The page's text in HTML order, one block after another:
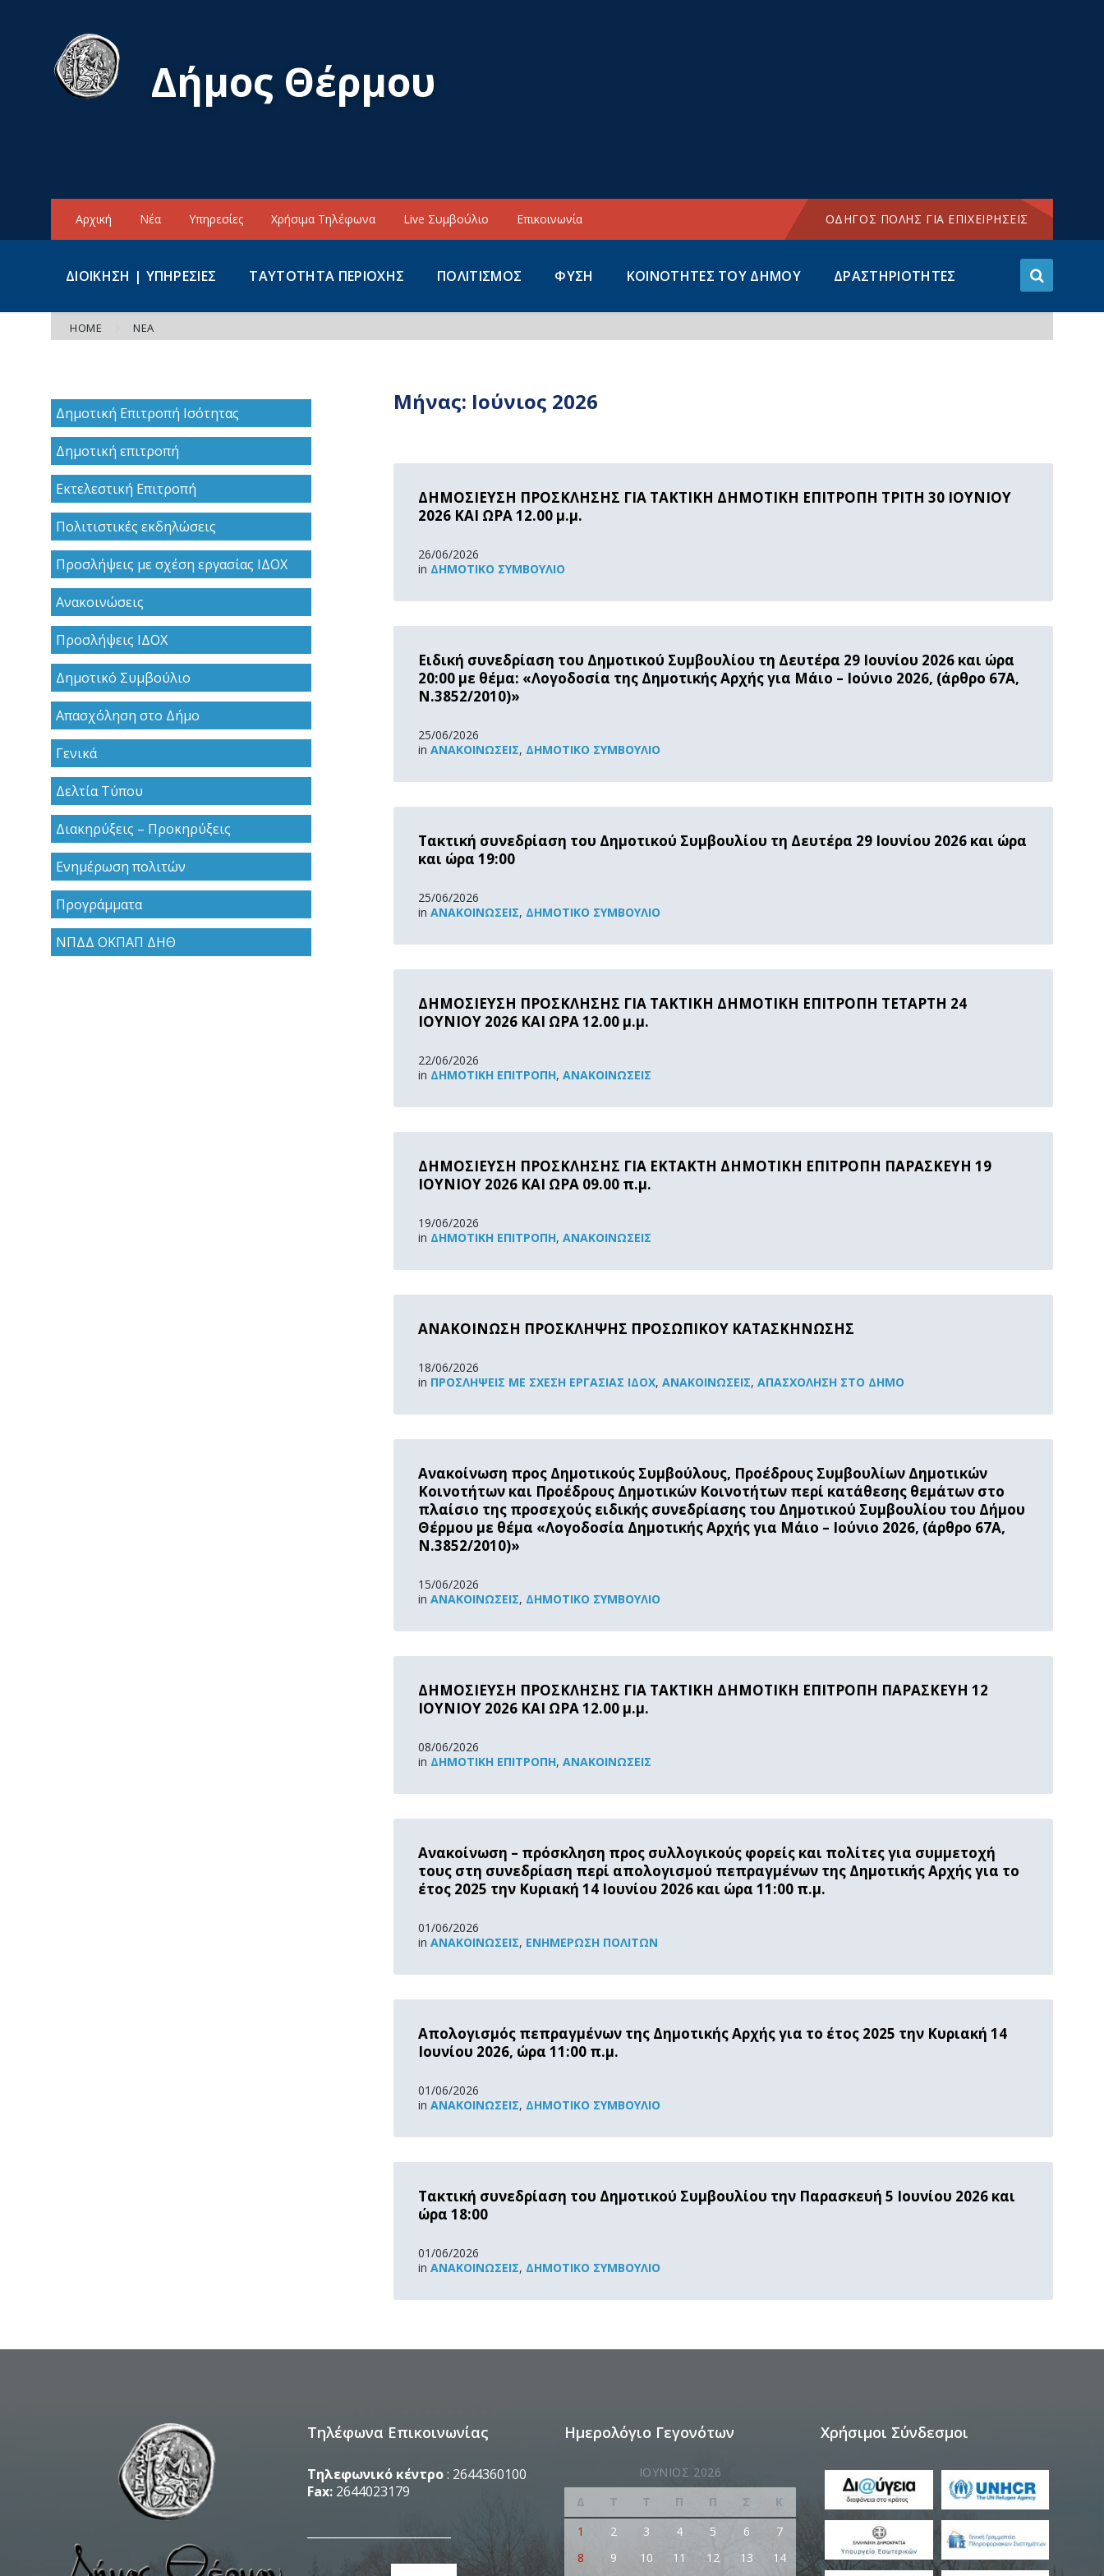
navigation
Δήμος Θέρμου
Αρχική Νέα Υπηρεσίες Χρήσιμα Τηλέφωνα Live Συμβούλιο Επικοινωνία
Choose
language:
ΟΔΗΓΟΣ ΠΟΛΗΣ ΓΙΑ ΕΠΙΧΕΙΡΗΣΕΙΣ
ΔΙΟΙΚΗΣΗ | ΥΠΗΡΕΣΙΕΣ ΤΑΥΤΟΤΗΤΑ ΠΕΡΙΟΧΗΣ ΠΟΛΙΤΙΣΜΟΣ ΦΥΣΗ ΚΟΙΝΟΤΗΤΕΣ ΤΟΥ ΔΗΜΟΥ ΔΡΑΣΤΗΡΙΟΤΗΤΕΣ
HOME ΝΈΑ
Μήνας: Ιούνιος 2026
ΔΗΜΟΣΙΕΥΣΗ ΠΡΟΣΚΛΗΣΗΣ ΓΙΑ ΤΑΚΤΙΚΗ ΔΗΜΟΤΙΚΗ ΕΠΙΤΡΟΠΗ ΤΡΙΤΗ 30 ΙΟΥΝΙΟΥ
2026 ΚΑΙ ΩΡΑ 12.00 μ.μ.
26/06/2026
in ΔΗΜΟΤΙΚΌ ΣΥΜΒΟΎΛΙΟ
Read
Ειδική συνεδρίαση του Δημοτικού Συμβουλίου τη Δευτέρα 29 Ιουνίου 2026 και ώρα
20:00 με θέμα: «Λογοδοσία της Δημοτικής Αρχής για Μάιο – Ιούνιο 2026, (άρθρο 67Α,
Ν.3852/2010)»
25/06/2026
in ΑΝΑΚOΙΝΏΣΕΙΣ, ΔΗΜΟΤΙΚΌ ΣΥΜΒΟΎΛΙΟ
Read
Τακτική συνεδρίαση του Δημοτικού Συμβουλίου τη Δευτέρα 29 Ιουνίου 2026 και ώρα
και ώρα 19:00
25/06/2026
in ΑΝΑΚOΙΝΏΣΕΙΣ, ΔΗΜΟΤΙΚΌ ΣΥΜΒΟΎΛΙΟ
Read
ΔΗΜΟΣΙΕΥΣΗ ΠΡΟΣΚΛΗΣΗΣ ΓΙΑ ΤΑΚΤΙΚΗ ΔΗΜΟΤΙΚΗ ΕΠΙΤΡΟΠΗ ΤΕΤΑΡΤΗ 24
ΙΟΥΝΙΟΥ 2026 ΚΑΙ ΩΡΑ 12.00 μ.μ.
22/06/2026
in ΔΗΜΟΤΙΚΉ ΕΠΙΤΡΟΠΉ, ΑΝΑΚOΙΝΏΣΕΙΣ
Read
ΔΗΜΟΣΙΕΥΣΗ ΠΡΟΣΚΛΗΣΗΣ ΓΙΑ ΕΚΤΑΚΤΗ ΔΗΜΟΤΙΚΗ ΕΠΙΤΡΟΠΗ ΠΑΡΑΣΚΕΥΗ 19
ΙΟΥΝΙΟΥ 2026 ΚΑΙ ΩΡΑ 09.00 π.μ.
19/06/2026
in ΔΗΜΟΤΙΚΉ ΕΠΙΤΡΟΠΉ, ΑΝΑΚOΙΝΏΣΕΙΣ
Read
ΑΝΑΚΟΙΝΩΣΗ ΠΡΟΣΚΛΗΨΗΣ ΠΡΟΣΩΠΙΚΟΥ ΚΑΤΑΣΚΗΝΩΣΗΣ
18/06/2026
in ΠΡΟΣΛΉΨΕΙΣ ΜΕ ΣΧΈΣΗ ΕΡΓΑΣΊΑΣ ΙΔΟΧ, ΑΝΑΚOΙΝΏΣΕΙΣ, ΑΠΑΣΧΌΛΗΣΗ ΣΤΟ ΔΉΜΟ
Read
Ανακοίνωση προς Δημοτικούς Συμβούλους, Προέδρους Συμβουλίων Δημοτικών
Κοινοτήτων και Προέδρους Δημοτικών Κοινοτήτων περί κατάθεσης θεμάτων στο
πλαίσιο της προσεχούς ειδικής συνεδρίασης του Δημοτικού Συμβουλίου του Δήμου
Θέρμου με θέμα «Λογοδοσία Δημοτικής Αρχής για Μάιο – Ιούνιο 2026, (άρθρο 67Α,
Ν.3852/2010)»
15/06/2026
in ΑΝΑΚOΙΝΏΣΕΙΣ, ΔΗΜΟΤΙΚΌ ΣΥΜΒΟΎΛΙΟ
Read
ΔΗΜΟΣΙΕΥΣΗ ΠΡΟΣΚΛΗΣΗΣ ΓΙΑ ΤΑΚΤΙΚΗ ΔΗΜΟΤΙΚΗ ΕΠΙΤΡΟΠΗ ΠΑΡΑΣΚΕΥΗ 12
ΙΟΥΝΙΟΥ 2026 ΚΑΙ ΩΡΑ 12.00 μ.μ.
08/06/2026
in ΔΗΜΟΤΙΚΉ ΕΠΙΤΡΟΠΉ, ΑΝΑΚOΙΝΏΣΕΙΣ
Read
Ανακοίνωση – πρόσκληση προς συλλογικούς φορείς και πολίτες για συμμετοχή
τους στη συνεδρίαση περί απολογισμού πεπραγμένων της Δημοτικής Αρχής για το
έτος 2025 την Κυριακή 14 Ιουνίου 2026 και ώρα 11:00 π.μ.
01/06/2026
in ΑΝΑΚOΙΝΏΣΕΙΣ, ΕΝΗΜΈΡΩΣΗ ΠΟΛΙΤΏΝ
Read
Απολογισμός πεπραγμένων της Δημοτικής Αρχής για το έτος 2025 την Κυριακή 14
Ιουνίου 2026, ώρα 11:00 π.μ.
01/06/2026
in ΑΝΑΚOΙΝΏΣΕΙΣ, ΔΗΜΟΤΙΚΌ ΣΥΜΒΟΎΛΙΟ
Read
Τακτική συνεδρίαση του Δημοτικού Συμβουλίου την Παρασκευή 5 Ιουνίου 2026 και
ώρα 18:00
01/06/2026
in ΑΝΑΚOΙΝΏΣΕΙΣ, ΔΗΜΟΤΙΚΌ ΣΥΜΒΟΎΛΙΟ
Read
Δημοτική Επιτροπή Ισότητας
Δημοτική επιτροπή
Εκτελεστική Επιτροπή
Πολιτιστικές εκδηλώσεις
Προσλήψεις με σχέση εργασίας ΙΔΟΧ
Ανακoινώσεις
Προσλήψεις ΙΔΟΧ
Δημοτικό Συμβούλιο
Απασχόληση στο Δήμο
Γενικά
Δελτία Τύπου
Διακηρύξεις – Προκηρύξεις
Ενημέρωση πολιτών
Προγράμματα
ΝΠΔΔ ΟΚΠΑΠ ΔΗΘ
Τηλέφωνα Επικοινωνίας
Τηλεφωνικό κέντρο: 2644360100
Fax: 2644023179
Ημερολόγιο Γεγονότων
ΙΟΎΝΙΟΣ 2026
Δ
Τ Τ Π Π Σ
Κ
1
2 3 4 5 6
7
8
9 10 11 12 13 14
Χρήσιμοι Σύνδεσμοι